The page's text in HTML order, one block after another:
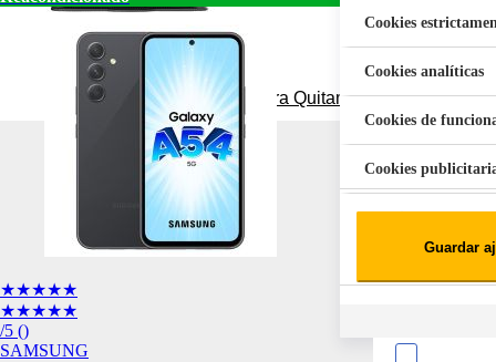
Aspiradora Quitamanchas 450W
★★★★★
★★★★★
/5 ()
SAMSUNG
Cookies
Cookies analíticas
Cookies de
Cookies
Guardar